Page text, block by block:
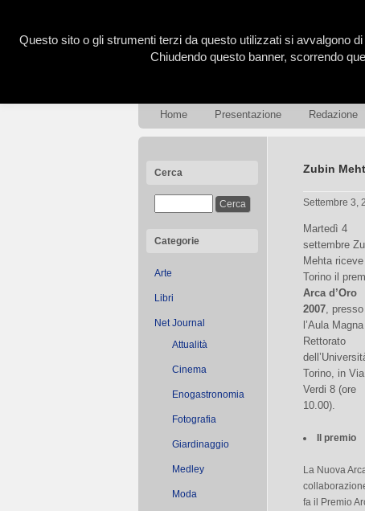
Home Presentazione Redazione
Cerca
Categorie
Arte
Libri
Net Journal
Attualità
Cinema
Enogastronomia
Fotografia
Giardinaggio
Medley
Moda
Zubin
Settembre 3,
Martedì 4
settembre
Mehta
Torino il
Arca d’Oro
2007, presso
l’Aula Magna
Rettorato
Torino, in Via
Verdi 8 (ore
10.00).
Il premio
La Nuova
fa il Premio
Questo sito o gli strumenti terzi da questo utilizzati si avvalgono
Chiudendo questo banner, scorrendo